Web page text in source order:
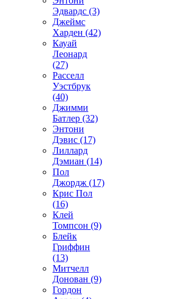
Эдвардс (3)
Джеймс
Харден (42)
Кауай
Леонард
(27)
Расселл
Уэстбрук
(40)
Джимми
Батлер (32)
Энтони
Дэвис (17)
Лиллард
Дэмиан (14)
Пол
Джордж (17)
Крис Пол
(16)
Клей
Томпсон (9)
Блейк
Гриффин
(13)
Митчелл
Донован (9)
Гордон